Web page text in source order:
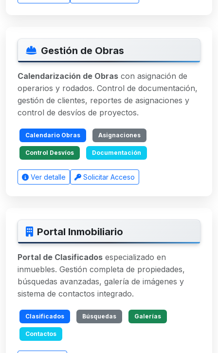
Gestión de Obras
Calendarización de Obras con asignación de
operarios y rodados. Control de documentación,
gestión de clientes, reportes de asignaciones y
control de desvíos de proyectos.
Calendario Obras Asignaciones
Control Desvíos Documentación
Ver detalle Solicitar Acceso
Portal Inmobiliario
Portal de Clasificados especializado en
inmuebles. Gestión completa de propiedades,
búsquedas avanzadas, galería de imágenes y
sistema de contactos integrado.
Clasificados Búsquedas Galerías
Contactos